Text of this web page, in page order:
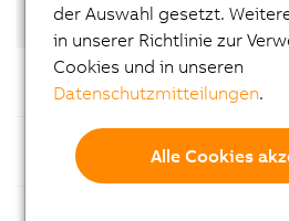
Dokumentation
Datenblatt
8FLI31.2424.00I-2
Datenblatt
8FLI31.1248.00I-2
der Auswahl gesetzt.
in unserer Richtlinie zur
Cookies und in unseren
Datenschutzmitteilungen.
Alle Cookies